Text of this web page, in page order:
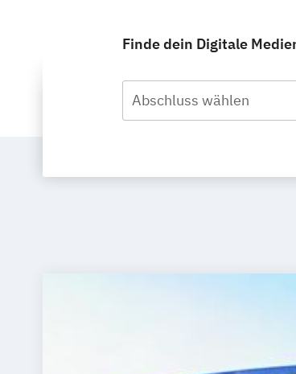
Finde dein Digitale
Abschluss wählen